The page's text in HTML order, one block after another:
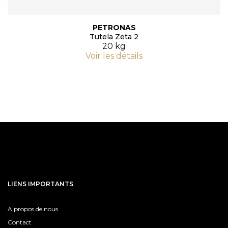
PETRONAS
Tutela Zeta 2
20 kg
Voir les détails
LIENS IMPORTANTS
A propos de nous
Contact